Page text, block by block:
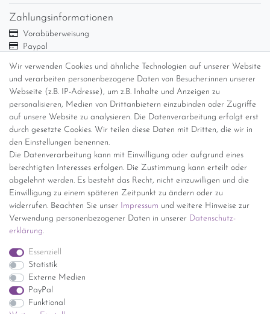
Wir verwenden Cookies und ähnliche Technologien auf unserer Website
und verarbeiten personenbezogene Daten von Besucher:innen unserer
Webseite (z.B. IP-Adresse), um z.B. Inhalte und Anzeigen zu
personalisieren, Medien von Drittanbietern einzubinden oder Zugriffe
auf unsere Website zu analysieren. Die Datenverarbeitung erfolgt erst
durch gesetzte Cookies. Wir teilen diese Daten mit Dritten, die wir in
den Einstellungen benennen.
Die Datenverarbeitung kann mit Einwilligung oder aufgrund eines
berechtigten Interesses erfolgen. Die Zustimmung kann erteilt oder
abgelehnt werden. Es besteht das Recht, nicht einzuwilligen und die
Einwilligung zu einem späteren Zeitpunkt zu ändern oder zu
widerrufen. Beachten Sie unser Impressum und weitere Hinweise zur
Verwendung personenbezogener Daten in unserer Daten­schutz­
erklärung.
Essenziell
Statistik
Externe Medien
PayPal
Funktional
Zahlungsinformationen
Vorabüberweisung
Paypal
Versandinformationen
Versand per GLS (6,90 Euro) oder DHL (8,49 Euro ) inkl. MwSt.
(innerhalb Deutschlands)
kostenfreie Lieferung ab 150 Euro Warenwert (innerhalb
Deutschlands)
Übersicht Internationale Versandkosten
Wir kaufen an
Sie haben zuviel Porzellan im Schrank? Gerne kaufen wir dieses an.
Einfach unverbindliches Angebot anfordern.
*Endpreis inkl. MwSt. (Dieser Artikel unterliegt gem. § 25a
UStG der Differenzbesteuerung, ein Ausweis der
Mehrwertsteuer auf der Rechnung erfolgt nicht.)